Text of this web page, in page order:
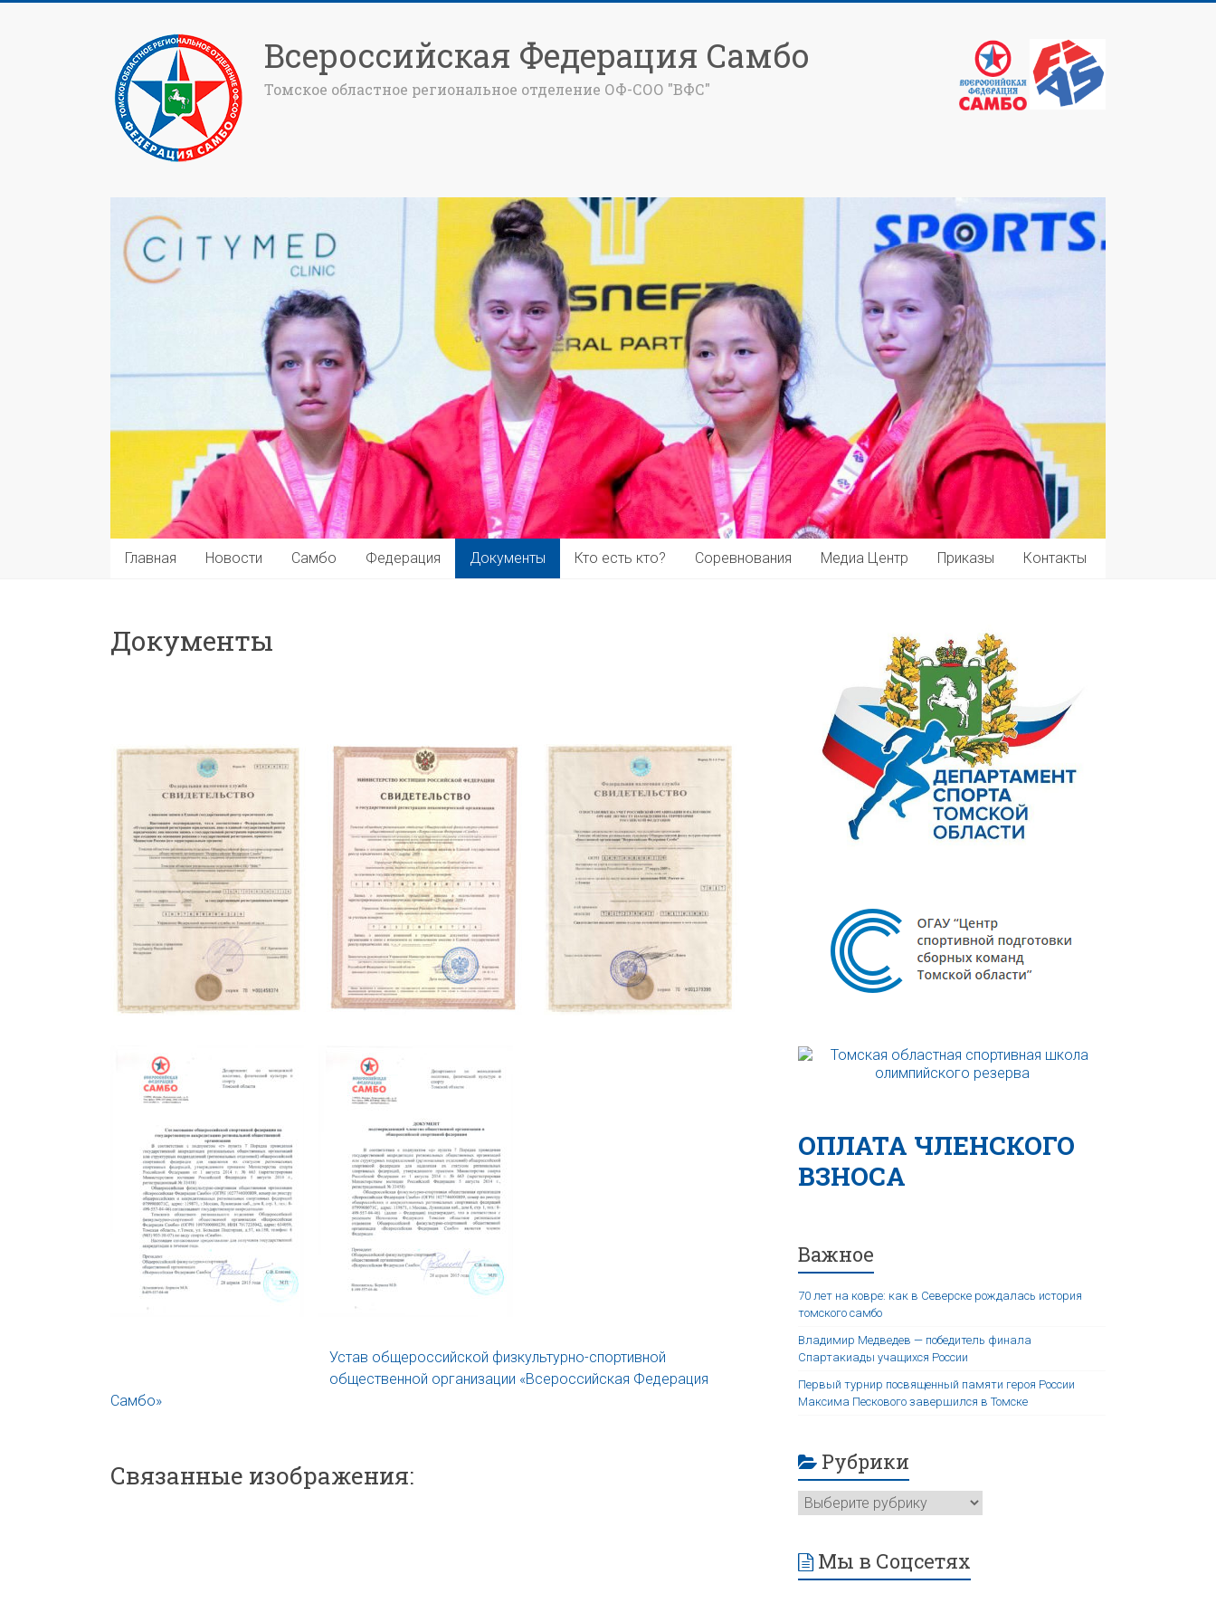
Всероссийская Федерация Самбо
Томское областное региональное отделение ОФ-СОО "ВФС"
Главная Новости Самбо Федерация Документы Кто есть кто? Соревнования Медиа Центр Приказы Контакты
Документы
Устав общероссийской физкультурно-спортивной
общественной организации «Всероссийская Федерация
Самбо»
Связанные изображения:
ОПЛАТА ЧЛЕНСКОГО
ВЗНОСА
Важное
70 лет на ковре: как в Северске рождалась история
томского самбо
Владимир Медведев — победитель финала
Спартакиады учащихся России
Первый турнир посвященный памяти героя России
Максима Пескового завершился в Томске
Рубрики
Мы в Соцсетях